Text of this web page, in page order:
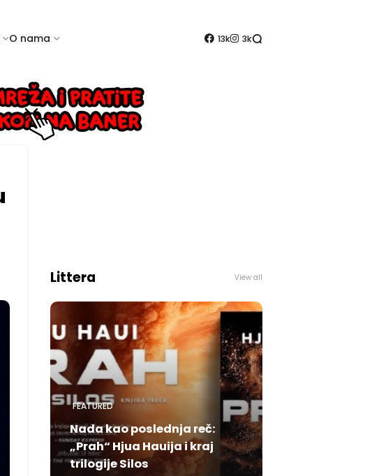
O nama 13k 3k
Littera View all
FEATURED
Nada kao poslednja reč:
„Prah“ Hjua Hauija i kraj
trilogije Silos